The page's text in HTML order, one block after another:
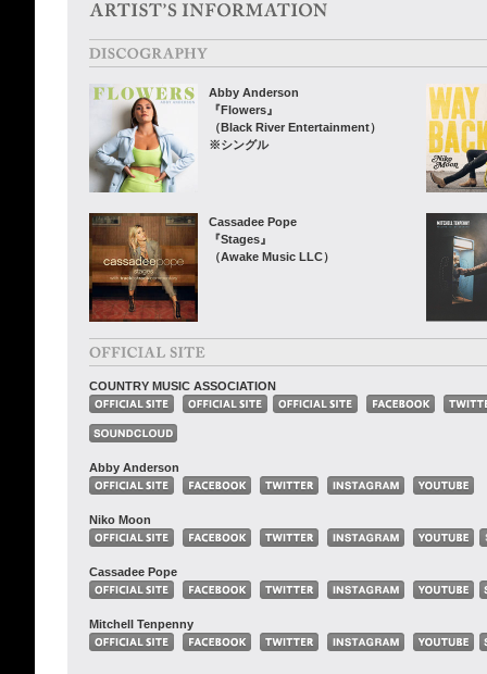
Abby Anderson
『Flowers』
（Black River Entertainment）
※シングル
Cassadee Pope
『Stages』
（Awake Music LLC）
COUNTRY MUSIC ASSOCIATION
Abby Anderson
Niko Moon
Cassadee Pope
Mitchell Tenpenny